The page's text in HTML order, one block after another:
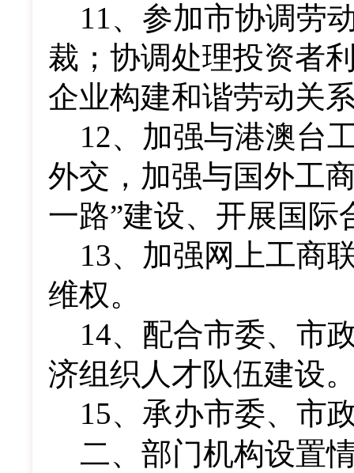
11、参加市协调劳
裁；协调处理投资者
企业构建和谐劳动关
12、加强与港澳台
外交，加强与国外工
一路”建设、开展国际
13、加强网上工商
维权。
14、配合市委、市
济组织人才队伍建设
15、承办市委、市
二、部门机构设置